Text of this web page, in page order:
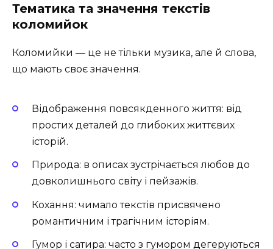
Тематика та значення текстів
коломийок
Коломийки — це не тільки музика, але й слова,
що мають своє значення.
Відображення повсякденного життя: від
простих деталей до глибоких життєвих
історій.
Природа: в описах зустрічається любов до
довколишнього світу і пейзажів.
Кохання: чимало текстів присвячено
романтичним і трагічним історіям.
Гумор і сатира: часто з гумором дегеруються